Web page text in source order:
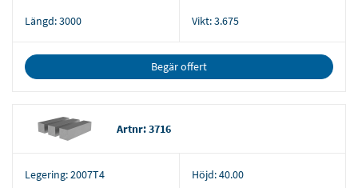
Längd:3000 Vikt:3.675
Begär offert
Artnr: 3716
Legering:2007T4 Höjd:40.00